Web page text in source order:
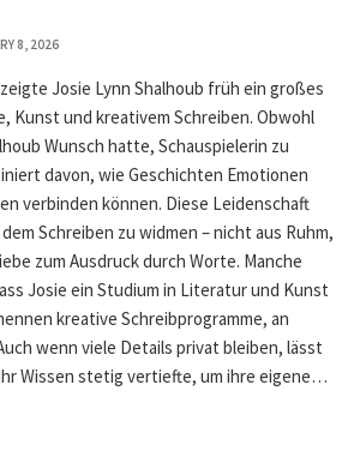
8, 2026
Josie Lynn Shalhoub früh ein großes
Kunst und kreativem Schreiben. Obwohl
Wunsch hatte, Schauspielerin zu
davon, wie Geschichten Emotionen
verbinden können. Diese Leidenschaft
Schreiben zu widmen – nicht aus Ruhm,
zum Ausdruck durch Worte. Manche
Josie ein Studium in Literatur und Kunst
kreative Schreibprogramme, an
wenn viele Details privat bleiben, lässt
Wissen stetig vertiefte, um ihre eigene…